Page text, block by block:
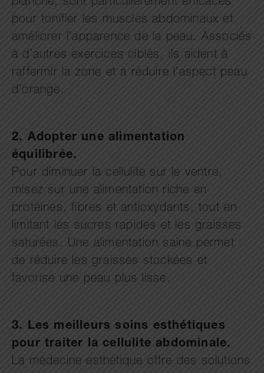
planche, sont particulièrement efficaces
pour tonifier les muscles abdominaux et
améliorer l’apparence de la peau. Associés
à d’autres exercices ciblés, ils aident à
raffermir la zone et à réduire l’aspect peau
d’orange.
2. Adopter une alimentation
équilibrée.
Pour diminuer la cellulite sur le ventre,
misez sur une alimentation riche en
protéines, fibres et antioxydants, tout en
limitant les sucres rapides et les graisses
saturées. Une alimentation saine permet
de réduire les graisses stockées et
favorise une peau plus lisse.
3. Les meilleurs soins esthétiques
pour traiter la cellulite abdominale.
La médecine esthétique offre des solutions